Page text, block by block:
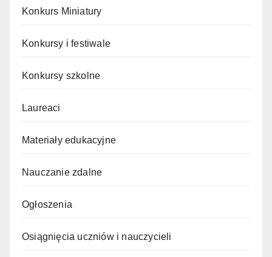
Konkurs Miniatury
Konkursy i festiwale
Konkursy szkolne
Laureaci
Materiały edukacyjne
Nauczanie zdalne
Ogłoszenia
Osiągnięcia uczniów i nauczycieli